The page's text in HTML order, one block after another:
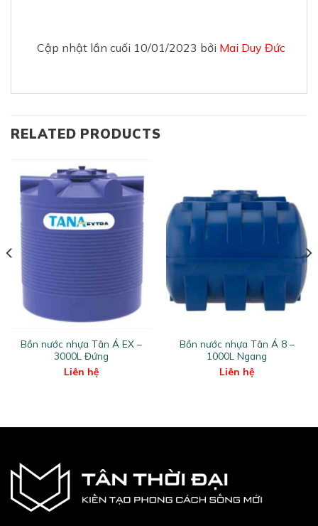
RELATED PRODUCTS
Bồn nước nhựa Tân Á EX –
Bồn nước nhựa Tân Á 8 –
Tân Thời Đại tự hào là nhà phân phối hàng đầu các sản
phẩm mang các thương hiệu khác nhau đã và đang
được nhiều khách hàng, các nhà thầu xây dựng lớn ưa
chuộng.